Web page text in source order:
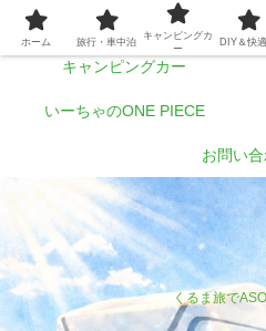
くるま旅で
ホーム
キャンピングカー
いーちゃのONE PIECE
お問い
ホーム 旅行・車中泊
キャンピングカ
ー
DIY＆快